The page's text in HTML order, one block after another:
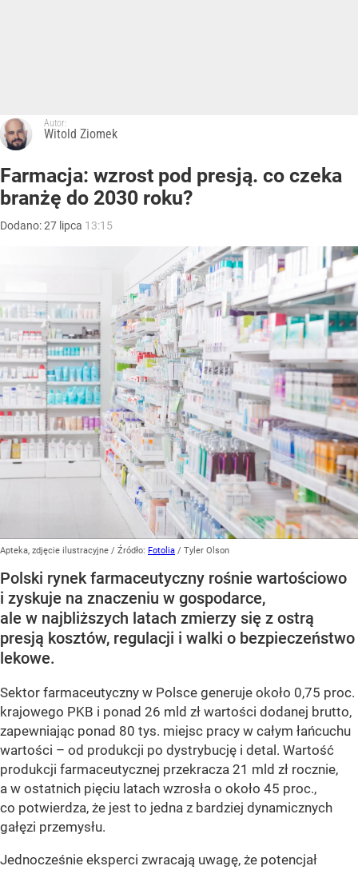
Autor:
Witold Ziomek
Farmacja: wzrost pod presją. co czeka
branżę do 2030 roku?
Dodano:27 lipca 13:15
Apteka, zdjęcie ilustracyjne / Źródło: Fotolia / Tyler Olson
Polski rynek farmaceutyczny rośnie wartościowo
i zyskuje na znaczeniu w gospodarce,
ale w najbliższych latach zmierzy się z ostrą
presją kosztów, regulacji i walki o bezpieczeństwo
lekowe.
Sektor farmaceutyczny w Polsce generuje około 0,75 proc.
krajowego PKB i ponad 26 mld zł wartości dodanej brutto,
zapewniając ponad 80 tys. miejsc pracy w całym łańcuchu
wartości – od produkcji po dystrybucję i detal. Wartość
produkcji farmaceutycznej przekracza 21 mld zł rocznie,
a w ostatnich pięciu latach wzrosła o około 45 proc.,
co potwierdza, że jest to jedna z bardziej dynamicznych
gałęzi przemysłu.
Jednocześnie eksperci zwracają uwagę, że potencjał